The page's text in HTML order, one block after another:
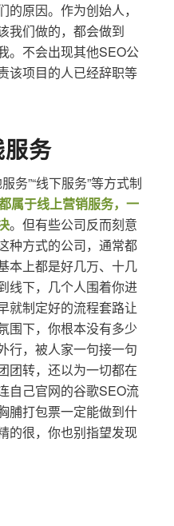
原因。作为创始人，
我们做的，都会做到
。不会出现其他SEO公
该项目的人已经辞职等
务
务”“线下服务”等方式制
属于线上营销服务，一
。但有些公司反而刻意
种方式的公司，通常都
本上都是好几万、十几
线下，几个人围着你进
就制定好的流程套路让
围下，你根本没有多少
行，被人家一句接一句
团转，还以为一切都在
自己官网的谷歌SEO流
脯打包票一定能做到什
的很，你也别指望发现